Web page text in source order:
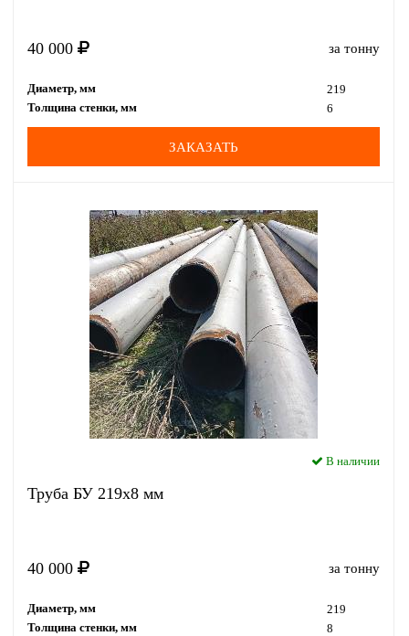
40 000 за тонну
Диаметр, мм
219
Толщина стенки, мм
6
ЗАКАЗАТЬ
В наличии
Труба БУ 219x8 мм
40 000 за тонну
Диаметр, мм
219
Толщина стенки, мм
8